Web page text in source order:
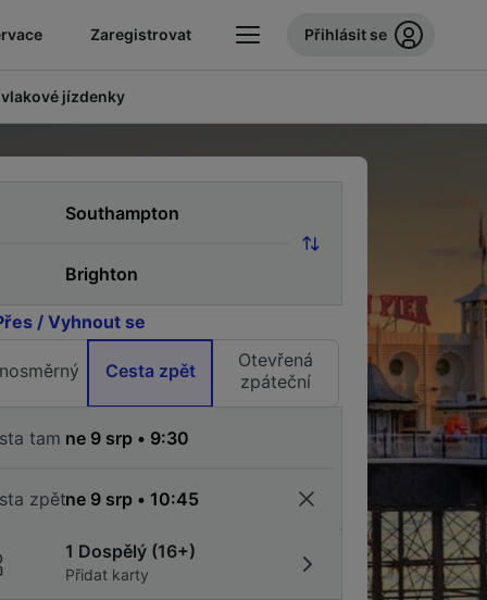
Zaregistrovat Přihlásit se
jízdenky
/ Vyhnout se
Cesta zpět
Otevřená
zpáteční
tam
zpět
1 Dospělý (16+)
Přidat karty